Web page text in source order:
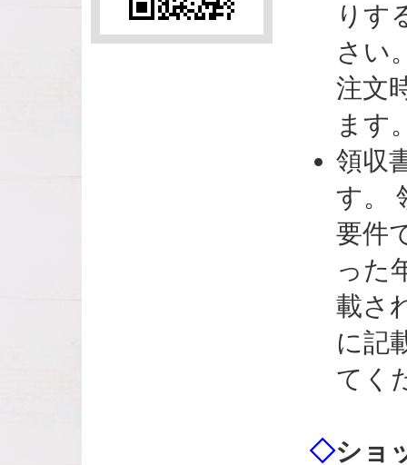
りす
さい
注文
ます
領収
す。
要件
った
載さ
に記
てく
◇ショ